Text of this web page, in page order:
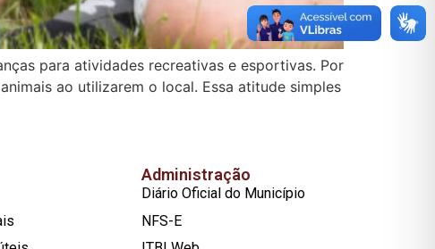
para atividades recreativas e esportivas. Por
ao utilizarem o local. Essa atitude simples
Administração
Diário Oficial do Município
NFS-E